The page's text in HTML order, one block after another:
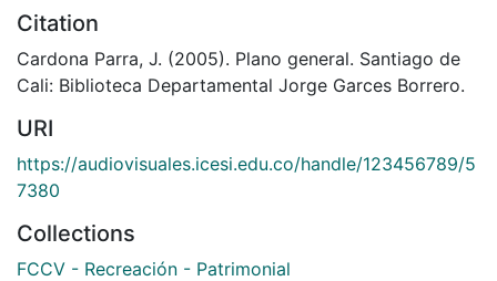
Citation
Cardona Parra, J. (2005). Plano general. Santiago de
Cali: Biblioteca Departamental Jorge Garces Borrero.
URI
https://audiovisuales.icesi.edu.co/handle/123456789/5
7380
Collections
FCCV - Recreación - Patrimonial